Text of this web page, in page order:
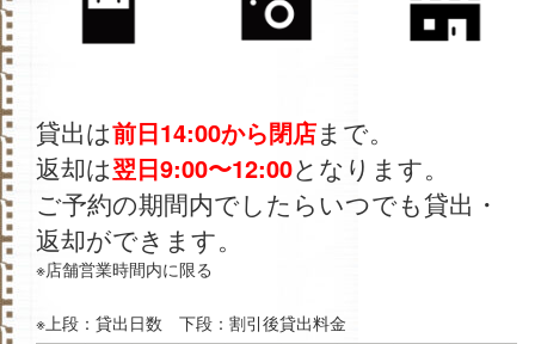
貸出は前日14:00から閉店まで。
返却は翌日9:00〜12:00となります。
ご予約の期間内でしたらいつでも貸出・
返却ができます。
※店舗営業時間内に限る
※上段：貸出日数 下段：割引後貸出料金